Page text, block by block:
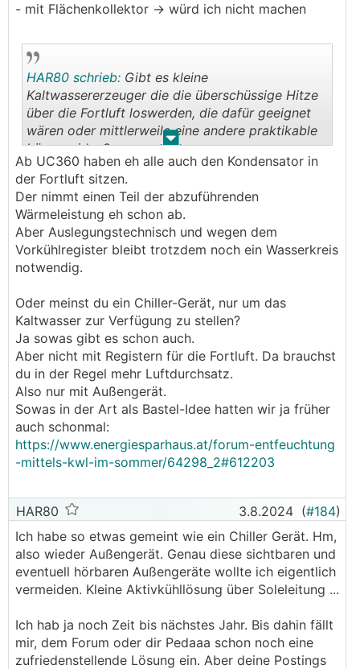
- mit Flächenkollektor -> würd ich nicht machen
. .
HAR80 schrieb: Gibt es kleine
Kaltwassererzeuger die die überschüssige Hitze
über die Fortluft loswerden, die dafür geeignet
wären oder mittlerweile eine andere praktikable
Lösungsidee?
Ab UC360 haben eh alle auch den Kondensator in
der Fortluft sitzen.
Der nimmt einen Teil der abzuführenden
Wärmeleistung eh schon ab.
Aber Auslegungstechnisch und wegen dem
Vorkühlregister bleibt trotzdem noch ein Wasserkreis
notwendig.
Oder meinst du ein Chiller-Gerät, nur um das
Kaltwasser zur Verfügung zu stellen?
Ja sowas gibt es schon auch.
Aber nicht mit Registern für die Fortluft. Da brauchst
du in der Regel mehr Luftdurchsatz.
Also nur mit Außengerät.
Sowas in der Art als Bastel-Idee hatten wir ja früher
auch schonmal:
https://www.energiesparhaus.at/forum-entfeuchtung
-mittels-kwl-im-sommer/64298_2#612203
HAR80 3.8.2024 (#184)
Ich habe so etwas gemeint wie ein Chiller Gerät. Hm,
also wieder Außengerät. Genau diese sichtbaren und
eventuell hörbaren Außengeräte wollte ich eigentlich
vermeiden. Kleine Aktivkühllösung über Soleleitung ...
Ich hab ja noch Zeit bis nächstes Jahr. Bis dahin fällt
mir, dem Forum oder dir Pedaaa schon noch eine
zufriedenstellende Lösung ein. Aber deine Postings